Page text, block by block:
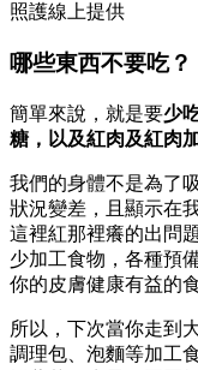
照護線上提供
哪些東西不要吃？
簡單來說，就是要少
糖，以及紅肉及紅肉
我們的身體不是為了
狀況變差，且顯示
這裡紅那裡癢的出問
少加工食物，各種預
你的皮膚健康有益的食
所以，下次當你走到
調理包、泡麵等加工